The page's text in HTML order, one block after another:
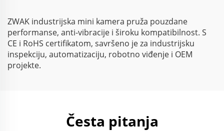
ZWAK industrijska mini kamera pruža pouzdane
performanse, anti-vibracije i široku kompatibilnost. S
CE i RoHS certifikatom, savršeno je za industrijsku
inspekciju, automatizaciju, robotno viđenje i OEM
projekte.
Česta pitanja